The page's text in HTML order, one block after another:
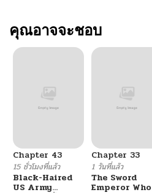
คุณอาจจะชอบ
Chapter 43
15 ชั่วโมงที่แล้ว
Black-Haired
US Army
Chapter 33
1 วันที่แล้ว
The Sword
Emperor Who